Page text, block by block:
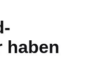
haben